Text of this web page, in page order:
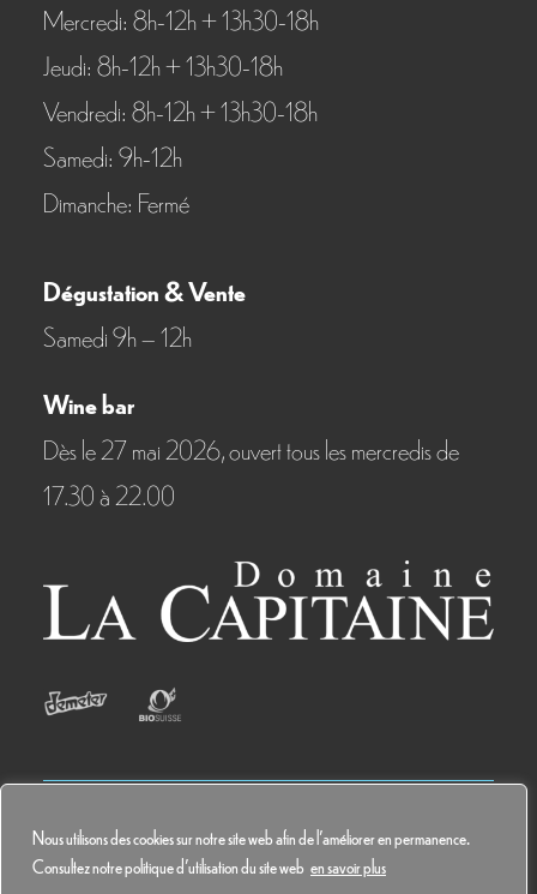
Nous utilisons des cookies sur notre site web afin de l'améliorer en permanence.
Consultez notre politique d'utilisation du site web en savoir plus
Mercredi: 8h-12h + 13h30-18h
Jeudi: 8h-12h + 13h30-18h
Vendredi: 8h-12h + 13h30-18h
Samedi: 9h-12h
Dimanche: Fermé
Dégustation & Vente
Samedi 9h – 12h
Wine bar
Dès le 27 mai 2026, ouvert tous les mercredis de
17.30 à 22.00
© 2024 Domaine La Capitaine